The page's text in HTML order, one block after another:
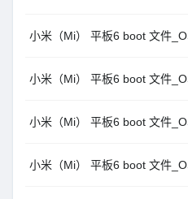
小米（Mi） 平板6 boot 文件
小米（Mi） 平板6 boot 文件
小米（Mi） 平板6 boot 文件
小米（Mi） 平板6 boot 文件